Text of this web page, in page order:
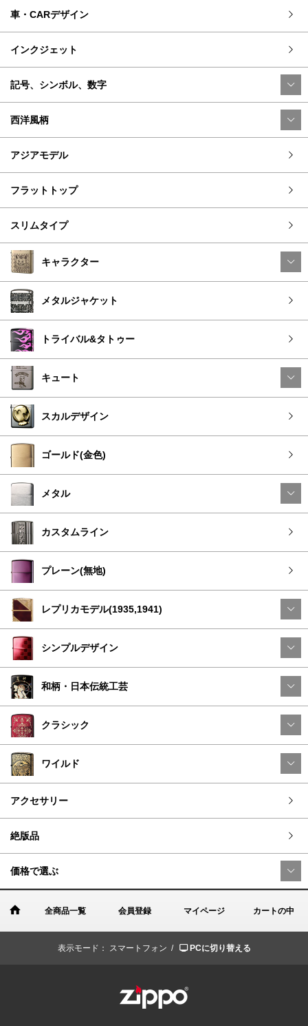
車・CARデザイン
インクジェット
記号、シンボル、数字
西洋風柄
アジアモデル
フラットトップ
スリムタイプ
キャラクター
メタルジャケット
トライバル&タトゥー
キュート
スカルデザイン
ゴールド(金色)
メタル
カスタムライン
プレーン(無地)
レプリカモデル(1935,1941)
シンプルデザイン
和柄・日本伝統工芸
クラシック
ワイルド
アクセサリー
絶版品
価格で選ぶ
全商品一覧 会員登録 マイページ カートの中
表示モード： スマートフォン / PCに切り替える